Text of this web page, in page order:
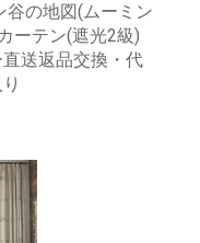
谷の地図(ムーミン
ーテン(遮光2級)
送返品交換・代